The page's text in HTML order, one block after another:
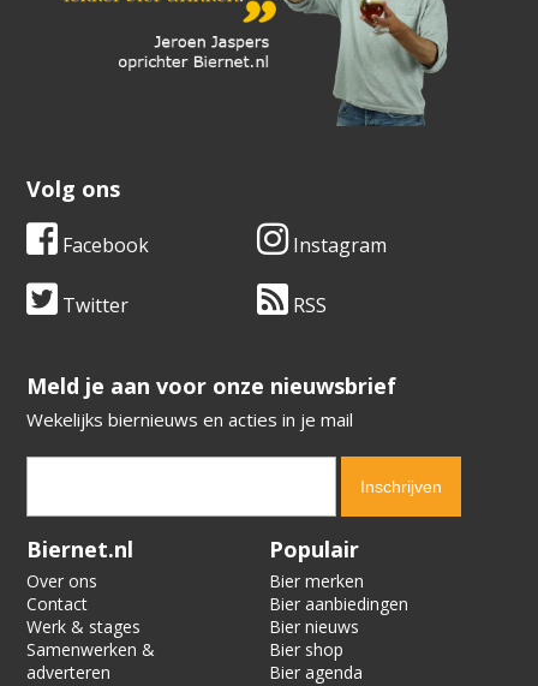
Volg ons
Facebook Instagram
Twitter RSS
​​​​​​​Meld je aan voor onze nieuwsbrief
Wekelijks biernieuws en acties in je mail
Verification code:
Biernet.nl
Over ons
Contact
Werk & stages
Samenwerken &
adverteren
Populair
Bier merken
Bier aanbiedingen
Bier nieuws
Bier shop
Bier agenda